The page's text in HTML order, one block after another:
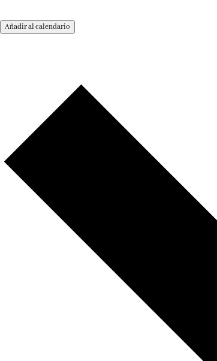
Añadir al calendario